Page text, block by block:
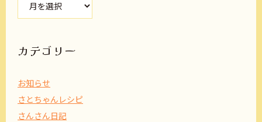
カ
ブ
カテゴリー
お知らせ
さとちゃんレシピ
さんさん日記